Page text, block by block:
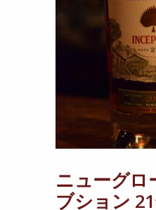
ニューグロ
ブション